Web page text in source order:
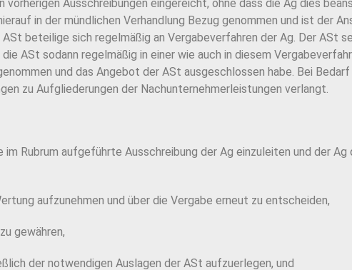
Ausschreibungen eingereicht, ohne dass die Ag dies
in der mündlichen Verhandlung Bezug genommen und ist der
beteilige sich regelmäßig an Vergabeverfahren der Ag. Der ASt
ASt sodann regelmäßig in einer wie auch in diesem
und das Angebot der ASt ausgeschlossen habe. Bei
zu Aufgliederungen der Nachunternehmerleistungen verlangt.
im Rubrum aufgeführte Ausschreibung der Ag einzuleiten und der
aufzunehmen und über die Vergabe erneut zu entscheiden,
gewähren,
der notwendigen Auslagen der ASt aufzuerlegen, und